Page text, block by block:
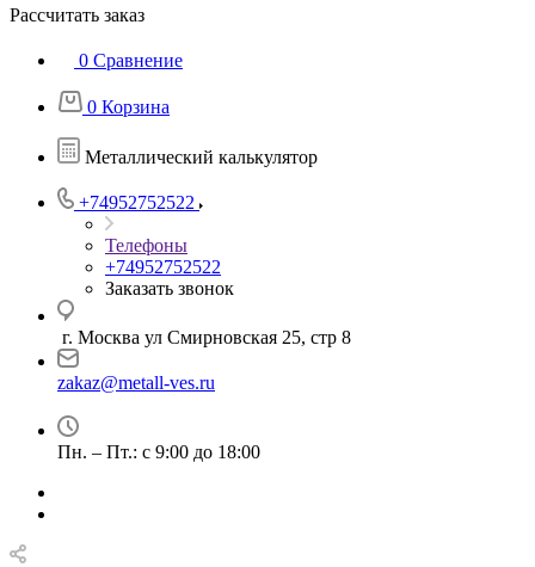
Рассчитать заказ
0 Сравнение
0 Корзина
Металлический калькулятор
+74952752522
Телефоны
+74952752522
Заказать звонок
г. Москва ул Смирновская 25, стр 8
zakaz@metall-ves.ru
Пн. – Пт.: с 9:00 до 18:00